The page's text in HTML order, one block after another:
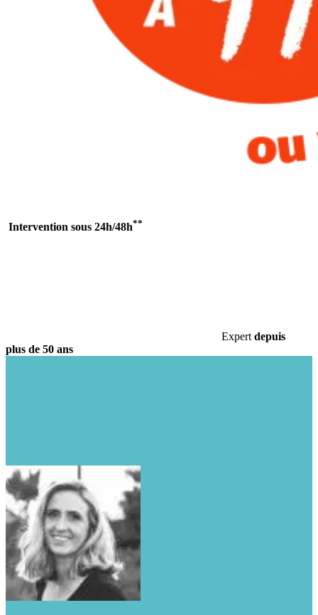
Intervention sous 24h/48h**
Expert depuis
plus de 50 ans